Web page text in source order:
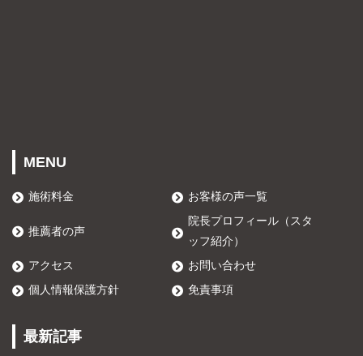
MENU
施術料金 お客様の声一覧
推薦者の声
院長プロフィール（スタ
ッフ紹介）
アクセス
お問い合わせ
個人情報保護方針
免責事項
最新記事